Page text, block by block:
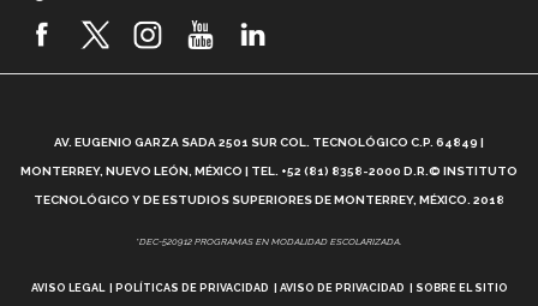
2026! (video)
¿Cómo es el Modelo Educativo Tec? (video)
Vida Tec: Feminismo e Inteligencia Artificial, Paola
AV. EUGENIO GARZA SADA 2501 SUR COL. TECNOLÓGICO C.P. 64849 |
MONTERREY, NUEVO LEÓN, MÉXICO | TEL. +52 (81) 8358-2000 D.R.© INSTITUTO
TECNOLÓGICO Y DE ESTUDIOS SUPERIORES DE MONTERREY, MÉXICO. 2018
*DEC-520912 PROGRAMAS EN MODALIDAD ESCOLARIZADA.
AVISO LEGAL POLÍTICAS DE PRIVACIDAD AVISO DE PRIVACIDAD SOBRE EL SITIO